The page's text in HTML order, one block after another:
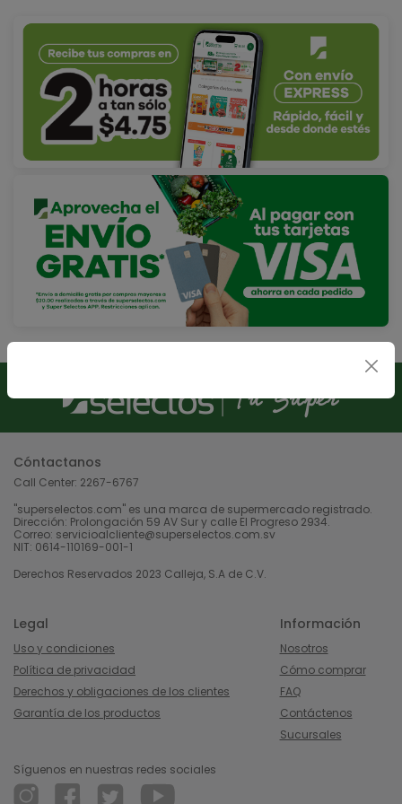
Cóntactanos
Call Center: 2267-6767
"superselectos.com" es una marca de supermercado registrado.
Dirección: Prolongación 59 AV Sur y calle El Progreso 2934.
Correo: servicioalcliente@superselectos.com.sv
NIT: 0614-110169-001-1
Derechos Reservados 2023 Calleja, S.A de C.V.
Legal
Uso y condiciones
Política de privacidad
Derechos y obligaciones de los clientes
Garantía de los productos
Información
Nosotros
Cómo comprar
FAQ
Contáctenos
Sucursales
Síguenos en nuestras redes sociales